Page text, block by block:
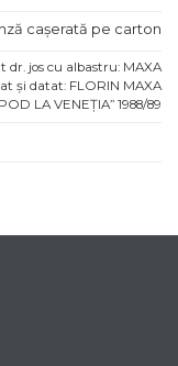
cașerată pe carton
dr. jos cu albastru: MAXA
și datat: FLORIN MAXA
LA VENEȚIA” 1988/89